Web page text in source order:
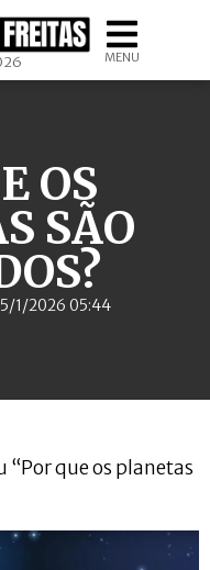
MENU
OS
SÃO
1/2026 05:44
que os planetas